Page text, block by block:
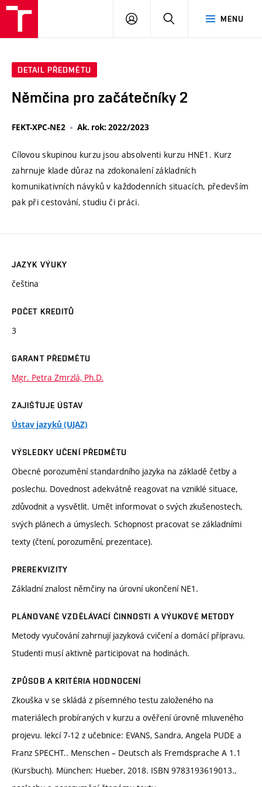
MENU
PŘIHLÁSIT
DETAIL PŘEDMĚTU
Němčina pro začátečníky 2
FEKT-XPC-NE2 Ak. rok: 2022/2023
Cílovou skupinou kurzu jsou absolventi kurzu HNE1. Kurz
zahrnuje klade důraz na zdokonalení základních
komunikativních návyků v každodenních situacích, především
pak při cestování, studiu či práci.
JAZYK VÝUKY
čeština
POČET KREDITŮ
3
GARANT PŘEDMĚTU
Mgr. Petra Zmrzlá, Ph.D.
ZAJIŠŤUJE ÚSTAV
Ústav jazyků (UJAZ)
VÝSLEDKY UČENÍ PŘEDMĚTU
Obecné porozumění standardního jazyka na základě četby a
poslechu. Dovednost adekvátně reagovat na vzniklé situace,
zdůvodnit a vysvětlit. Umět informovat o svých zkušenostech,
svých plánech a úmyslech. Schopnost pracovat se základními
texty (čtení, porozumění, prezentace).
PREREKVIZITY
Základní znalost němčiny na úrovní ukončení NE1.
PLÁNOVANÉ VZDĚLÁVACÍ ČINNOSTI A VÝUKOVÉ METODY
Metody vyučování zahrnují jazyková cvičení a domácí přípravu.
Studenti musí aktivně participovat na hodinách.
ZPŮSOB A KRITÉRIA HODNOCENÍ
Zkouška v se skládá z písemného testu založeného na
materiálech probíraných v kurzu a ověření úrovně mluveného
projevu. lekcí 7-12 z učebnice: EVANS, Sandra, Angela PUDE a
Franz SPECHT.. Menschen – Deutsch als Fremdsprache A 1.1
(Kursbuch). München: Hueber, 2018. ISBN 9783193619013.,